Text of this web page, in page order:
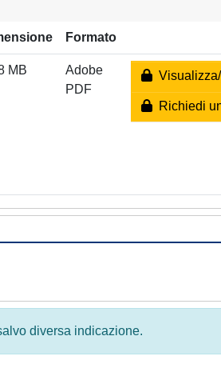
Formato
MB
Adobe
PDF
Richiedi
diversa indicazione.